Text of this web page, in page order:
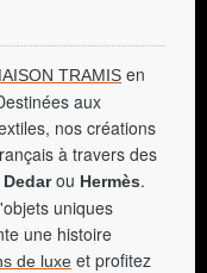
TRAMIS en
aux
nos créations
à travers des
Dedarou Hermès.
uniques
une histoire
de luxe et profitez